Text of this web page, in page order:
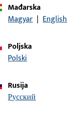
Mađarska
Magyar | English
Poljska
Polski
Rusija
русский